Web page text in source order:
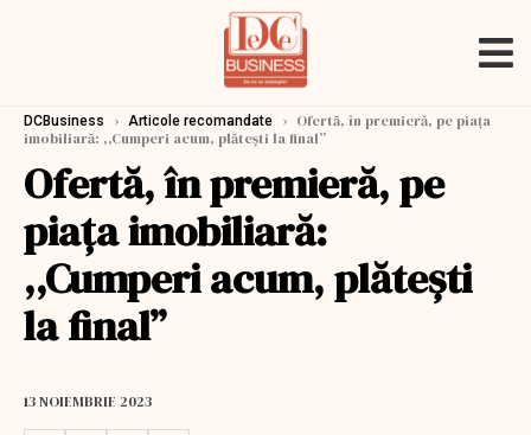
DCBusiness › Articole recomandate › Ofertă, în premieră, pe piața
imobiliară: ,,Cumperi acum, plătești la final’’
Ofertă, în premieră, pe
piața imobiliară:
,,Cumperi acum, plătești
la final’’
13 NOIEMBRIE 2023